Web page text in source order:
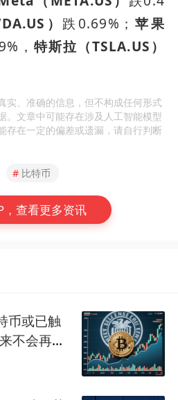
） 跌0.69%； 苹果
， 特斯拉（TSLA.US）
实、准确的信息，但不构成任何形式
。文章中可能存在涉及人工智能模型
存在一定的偏差或遗漏，请自行判断
# 比特币
，查看更多资讯
币或已触
不会再跌